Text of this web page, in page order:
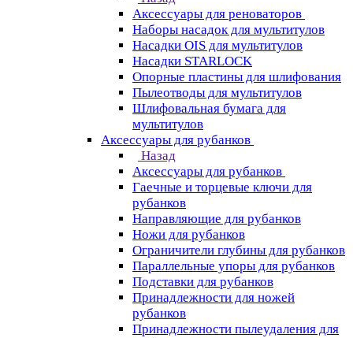
Аксессуары для реноваторов
Наборы насадок для мультитулов
Насадки OIS для мультитулов
Насадки STARLOCK
Опорные пластины для шлифования
Пылеотводы для мультитулов
Шлифовальная бумага для
мультитулов
Аксессуары для рубанков
Назад
Аксессуары для рубанков
Гаечные и торцевые ключи для
рубанков
Направляющие для рубанков
Ножи для рубанков
Ограничители глубины для рубанков
Параллельные упоры для рубанков
Подставки для рубанков
Принадлежности для ножей
рубанков
Принадлежности пылеудаления для